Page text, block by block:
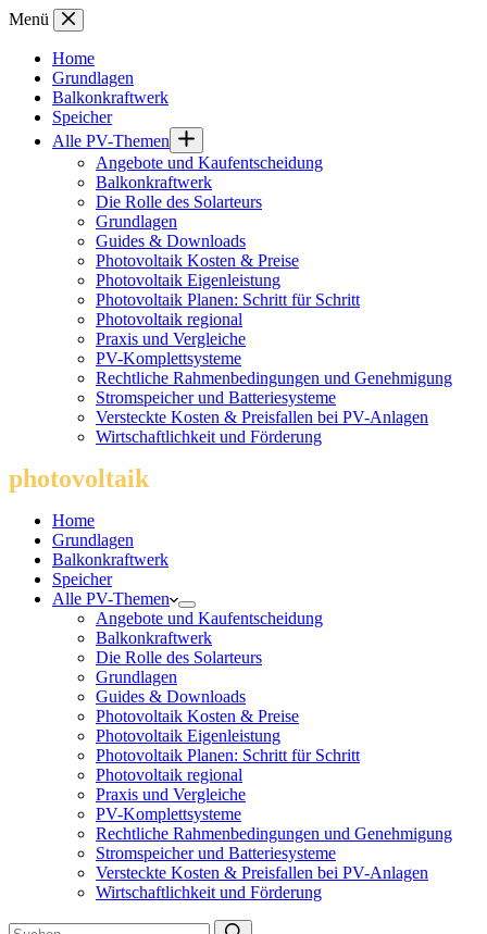
Zum
springen
Menü
Home
Grundlagen
Balkonkraftwerk
Speicher
Alle PV-Themen
Angebote und Kaufentscheidung
Balkonkraftwerk
Die Rolle des Solarteurs
Grundlagen
Guides & Downloads
Photovoltaik Kosten & Preise
Photovoltaik Eigenleistung
Photovoltaik Planen: Schritt für Schritt
Photovoltaik regional
Praxis und Vergleiche
PV-Komplettsysteme
Rechtliche Rahmenbedingungen und Genehmigung
Stromspeicher und Batteriesysteme
Versteckte Kosten & Preisfallen bei PV-Anlagen
Wirtschaftlichkeit und Förderung
photovoltaik
Home
Grundlagen
Balkonkraftwerk
Speicher
Alle PV-Themen
Angebote und Kaufentscheidung
Balkonkraftwerk
Die Rolle des Solarteurs
Grundlagen
Guides & Downloads
Photovoltaik Kosten & Preise
Photovoltaik Eigenleistung
Photovoltaik Planen: Schritt für Schritt
Photovoltaik regional
Praxis und Vergleiche
PV-Komplettsysteme
Rechtliche Rahmenbedingungen und Genehmigung
Stromspeicher und Batteriesysteme
Versteckte Kosten & Preisfallen bei PV-Anlagen
Wirtschaftlichkeit und Förderung